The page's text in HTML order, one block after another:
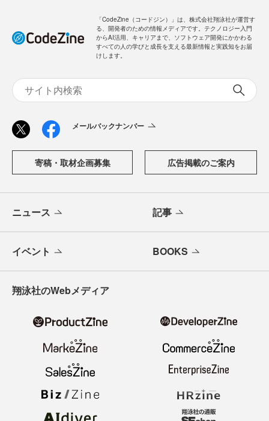
「CodeZine（コードジン）」は、株式会社翔泳社が運営す
る、開発者のための情報メディアです。テクノロジー入門
からAI活用、キャリアまで、ソフトウェア開発にかかわる
すべての人の学びと成長を支える最新情報と実践知をお届
けします。
メールバックナンバー
寄稿・取材企画募集 広告掲載のご案内
ニュース 記事
イベント BOOKS
翔泳社のWebメディア